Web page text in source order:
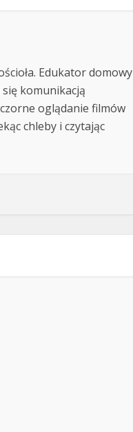
Edukator domowy
komunikacją
oglądanie filmów
chleby i czytając